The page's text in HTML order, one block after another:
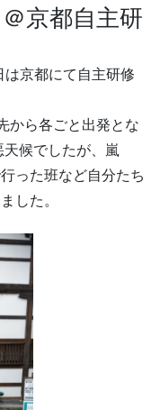
京都自主研
は京都にて自主研修
から各ごと出発とな
候でしたが、嵐
った班など自分たち
した。